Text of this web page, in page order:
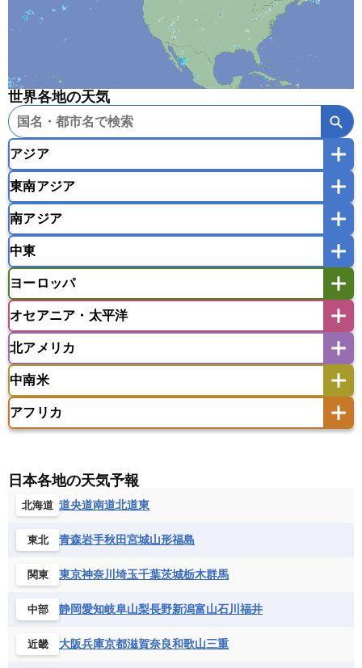
世界各地の天気
アジア
韓国
モンゴル
東南アジア
インドネシア
マレーシア
ミャンマー
ラオス人民民主共和国
東ティモール民主共和国
南アジア
バングラデシュ
モルディブ
中東
アフガニスタン
イスラエル
ウズベキスタン
オマーン
カザフスタン
カタール
キプロス
キルギス
タジキスタン
バーレーン
ヨルダン レバノン
ヨーロッパ
アイスランド
アゼルバイジャン
イギリス
イタリア
ウクライナ
エストニア
オランダ
オーストリア
ギリシャ
スロバキア
スロベニア共和国
チェコ
デンマーク
フランス
ベルギー
ボスニア・ヘルツェゴビナ
モナコ公国
モルドバ
モンテネグロ
ラトビア
リトアニア
リヒテンシュタイン
オセアニア・太平洋
アメリカ領サモア
サモア独立国
ソロモン諸島
タヒチ
ツバル
トンガ ナウル共和国
ニウエ
バヌアツ
パプアニューギニア
ワリス・フテュナ
北アメリカ
バーミューダ諸島
中南米
アメリカ領バージン諸島
キューバ
グアテマラ
グレナダ
ケイマン諸島
コロンビア
ジャマイカ
セントクリストファー・ネービス
セントビンセント及びグレナディーン諸島
セントルシア
チリ
トリニダード・トバゴ
ドミニカ共和国
ニカラグア共和国
ハイチ共和国
アフリカ
エジプト
エスワティニ王国
エリトリア国
カメルーン
ギニアビサウ共和国
ケニア
コンゴ共和国
コンゴ民主共和国
コートジボワール
サントメ・プリンシペ民主共和国
ザンビア共和国
シエラレオネ共和国
ジブチ共和国
ジンバブエ
日本各地の天気予報
北海道 道央道南道北道東
東北 青森岩手秋田宮城山形福島
関東 東京神奈川 埼玉千葉茨城栃木群馬
中部 静岡愛知岐阜山梨長野新潟富山石川 福井
近畿 大阪兵庫京都滋賀奈良和歌山三重